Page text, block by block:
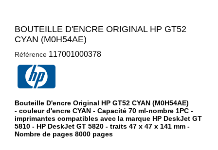
BOUTEILLE D'ENCRE ORIGINAL HP GT52
CYAN (M0H54AE)
Référence 117001000378
Bouteille D'encre Original HP GT52 CYAN (M0H54AE)
- couleur d'encre CYAN - Capacité 70 ml-nombre 1PC -
imprimantes compatibles avec la marque HP DeskJet GT
5810 - HP DeskJet GT 5820 - traits 47 x 47 x 141 mm -
Nombre de pages 8000 pages